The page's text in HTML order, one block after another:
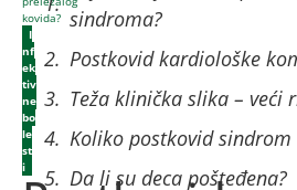
kovida?
I
nf
ek
tiv
ne
bo
le
st
i
sindroma?
Postkovid kardiološke
Teža klinička slika – veći
Koliko postkovid sindrom
Da li su deca pošteđena?